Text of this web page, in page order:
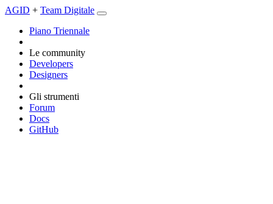
AGID + Team Digitale
Piano Triennale
Le community
Developers
Designers
Gli strumenti
Forum
Docs
GitHub